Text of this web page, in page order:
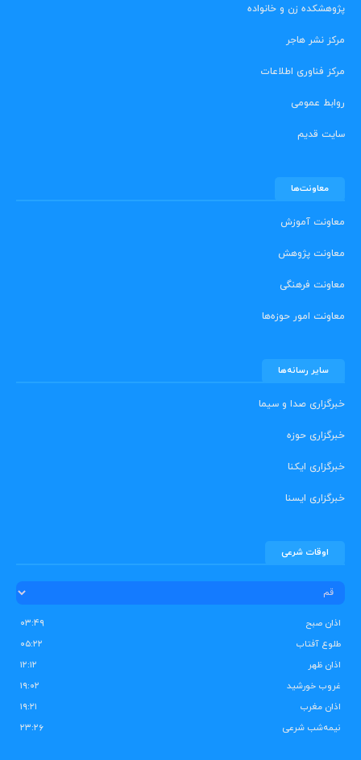
پژوهشکده زن و خانواده
مرکز نشر هاجر
مرکز فناوری اطلاعات
روابط عمومی
سایت قدیم
معاونت‌ها
معاونت آموزش
معاونت پژوهش
معاونت فرهنگی
معاونت امور حوزه‌ها
سایر رسانه‌ها
خبرگزاری صدا و سیما
خبرگزاری حوزه
خبرگزاری ایکنا
خبرگزاری ایسنا
اوقات شرعی
اذان صبح
۰۳:۴۹
طلوع آفتاب
۰۵:۲۲
اذان ظهر
۱۲:۱۲
غروب خورشید
۱۹:۰۲
اذان مغرب
۱۹:۲۱
نیمه‌شب شرعی
۲۳:۲۶